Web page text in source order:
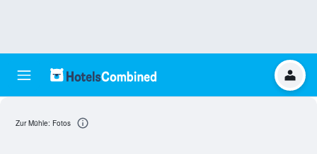
Zur Mühle: Fotos